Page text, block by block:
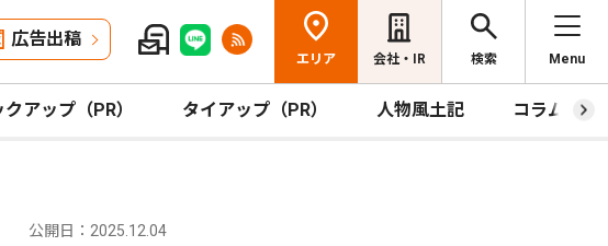
広告出稿
エリア 会社・IR 検索 Menu
クアップ（PR） タイアップ（PR） 人物風土記 コラム
公開日：2025.12.04